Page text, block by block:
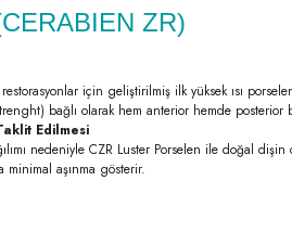
ZR)
için geliştirilmiş ilk yüksek ısı
bağlı olarak hem anterior hemde
Edilmesi
nedeniyle CZR Luster Porselen ile doğal
minimal aşınma gösterir.